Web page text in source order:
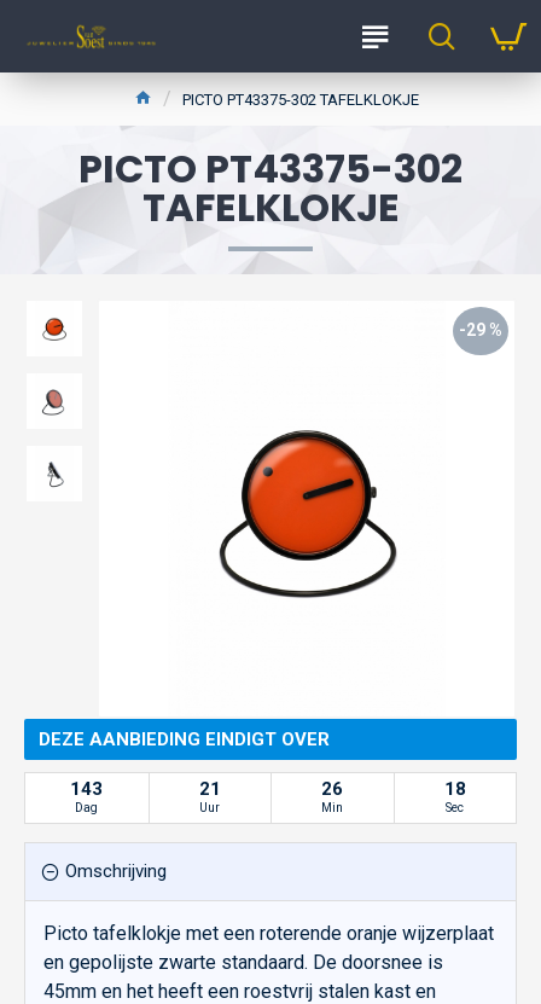
PICTO PT43375-302 TAFELKLOKJE
PICTO PT43375-302
TAFELKLOKJE
-29 %
Omschrijving
Picto tafelklokje met een roterende oranje wijzerplaat
en gepolijste zwarte standaard. De doorsnee is
45mm en het heeft een roestvrij stalen kast en
DEZE AANBIEDING EINDIGT OVER
143
Dag
21
Uur
26
Min
18
Sec